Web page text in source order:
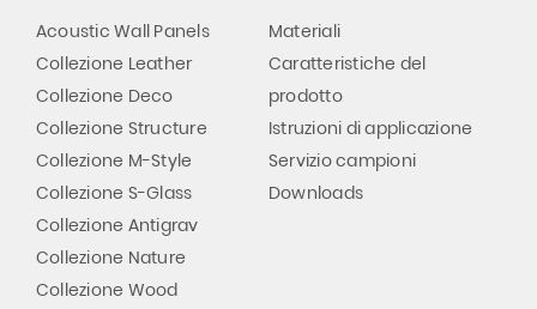
Acoustic Wall Panels
Collezione Leather
Collezione Deco
Collezione Structure
Collezione M-Style
Collezione S-Glass
Collezione Antigrav
Collezione Nature
Collezione Wood
Materiali
Caratteristiche del
prodotto
Istruzioni di applicazione
Servizio campioni
Downloads